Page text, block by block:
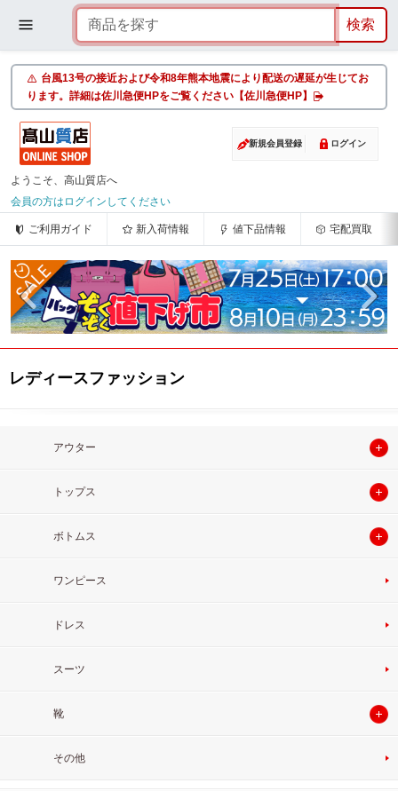
台風13号の接近および令和8年熊本地震により配送の遅延が生じてお
ります。詳細は佐川急便HPをご覧ください【佐川急便HP】
新規会員登録 ログイン
ようこそ、高山質店へ
会員の方はログインしてください
ご利用ガイド 新入荷情報 値下品情報 宅配買取
レディースファッション
アウター
トップス
ボトムス
ワンピース
ドレス
スーツ
靴
その他